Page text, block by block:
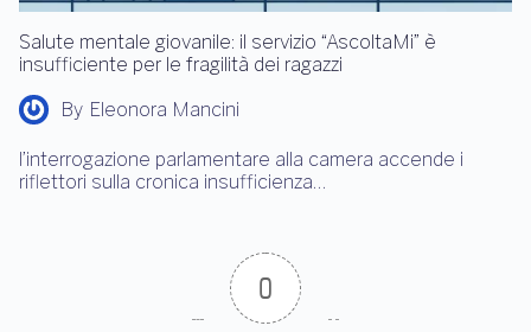
Salute mentale giovanile: il servizio “AscoltaMi” è
insufficiente per le fragilità dei ragazzi
By Eleonora Mancini
l’interrogazione parlamentare alla camera accende i
riflettori sulla cronica insufficienza…
0